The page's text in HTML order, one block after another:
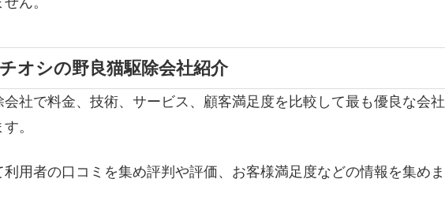
オシの野良猫駆除会社紹介
社で料金、技術、サービス、顧客満足度を比較して最も優良な会社
。
用者の口コミを集め評判や評価、お客様満足度などの情報を集めま